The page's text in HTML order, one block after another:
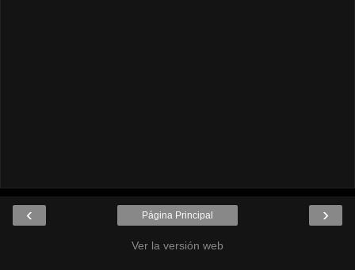
‹ ›
Página Principal
Ver la versión web